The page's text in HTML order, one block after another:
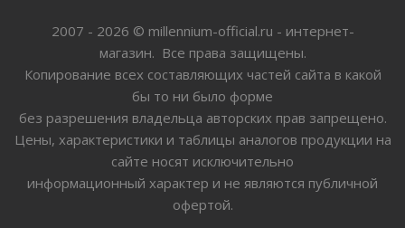
2007 - 2026 © millennium-official.ru - интернет-
магазин. Все права защищены.
Копирование всех составляющих частей сайта в какой
бы то ни было форме
без разрешения владельца авторских прав запрещено.
Цены, характеристики и таблицы аналогов продукции на
сайте носят исключительно
информационный характер и не являются публичной
офертой.